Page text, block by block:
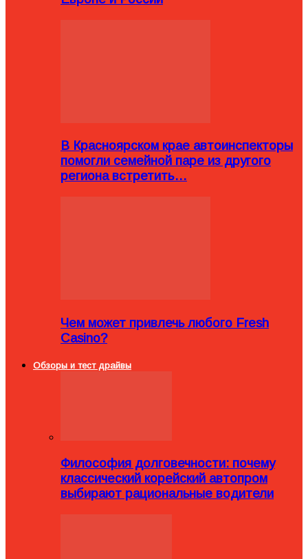
В Красноярском крае автоинспекторы
помогли семейной паре из другого
региона встретить…
Чем может привлечь любого Fresh
Casino?
Обзоры и тест драйвы
Философия долговечности: почему
классический корейский автопром
выбирают рациональные водители